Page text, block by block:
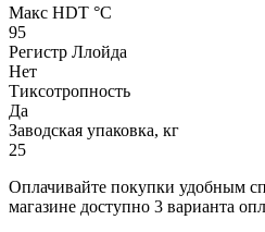
Макс HDT °С
95
Регистр Ллойда
Нет
Тиксотропность
Да
Заводская упаковка, кг
25
Оплачивайте покупки удобным
магазине доступно 3 варианта